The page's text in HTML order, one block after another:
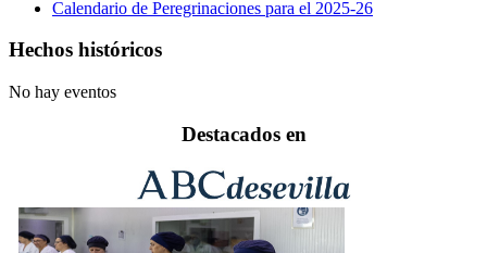
Calendario de Peregrinaciones para el 2025-26
Hechos históricos
No hay eventos
Destacados en